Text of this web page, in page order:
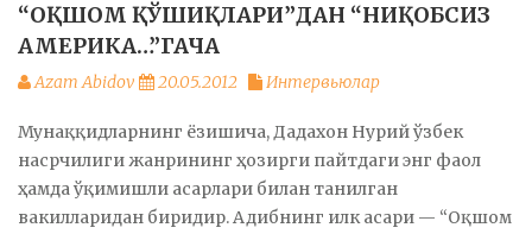
“ОҚШОМ ҚЎШИҚЛАРИ”ДАН “НИҚОБСИЗ
АМЕРИКА…”ГАЧА
Azam Abidov 20.05.2012 Интервьюлар
Мунаққидларнинг ёзишича, Дадахон Нурий ўзбек
насрчилиги жанрининг ҳозирги пайтдаги энг фаол
ҳамда ўқимишли асарлари билан танилган
вакилларидан биридир. Адибнинг илк асари — “Оқшом